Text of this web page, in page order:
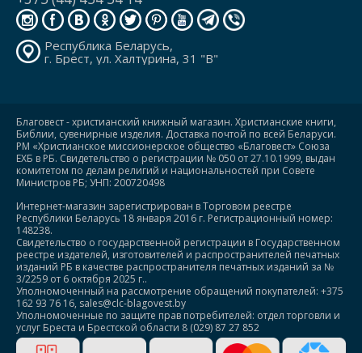
Республика Беларусь,
г. Брест, ул. Халтурина, 31 "В"
Благовест - христианский книжный магазин. Христианские книги,
Библии, сувенирные изделия. Доставка почтой по всей Беларуси.
РМ «Христианское миссионерское общество «Благовест» Союза
ЕХБ в РБ. Свидетельство о регистрации № 050 от 27.10.1999, выдан
комитетом по делам религий и национальностей при Совете
Министров РБ; УНП: 200720498
Интернет-магазин зарегистрирован в Торговом реестре
Республики Беларусь 18 января 2016 г. Регистрационный номер:
148238.
Свидетельство о государственной регистрации в Государственном
реестре издателей, изготовителей и распространителей печатных
изданий РБ в качестве распространителя печатных изданий за №
3/2259 от 6 октября 2025 г..
Уполномоченный на рассмотрение обращений покупателей: +375
162 93 76 16, sales@clc-blagovest.by
Уполномоченные по защите прав потребителей: отдел торговли и
услуг Бреста и Брестской области 8 (029) 87 27 852